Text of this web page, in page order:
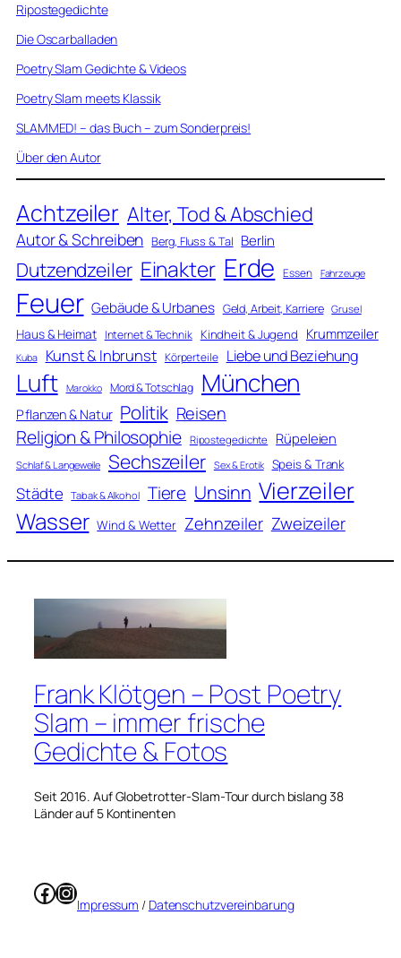
Ripostegedichte
Die Oscarballaden
Poetry Slam Gedichte & Videos
Poetry Slam meets Klassik
SLAMMED! – das Buch – zum Sonderpreis!
Über den Autor
Achtzeiler Alter, Tod & Abschied
Autor & Schreiben Berg, Fluss & Tal Berlin
Dutzendzeiler Einakter Erde Essen Fahrzeuge
Feuer Gebäude & Urbanes Geld, Arbeit, Karriere Grusel
Haus & Heimat Internet & Technik Kindheit & Jugend Krummzeiler
Kuba Kunst & Inbrunst Körperteile Liebe und Beziehung
Luft Marokko Mord & Totschlag München
Pflanzen & Natur Politik Reisen
Religion & Philosophie Ripostegedichte Rüpeleien
Schlaf & Langeweile Sechszeiler Sex & Erotik Speis & Trank
Städte Tabak & Alkohol Tiere Unsinn Vierzeiler
Wasser Wind & Wetter Zehnzeiler Zweizeiler
Frank Klötgen – Post Poetry
Slam – immer frische
Gedichte & Fotos
Seit 2016. Auf Globetrotter-Slam-Tour durch bislang 38
Länder auf 5 Kontinenten
Facebook
Instagram
Impressum / Datenschutzvereinbarung